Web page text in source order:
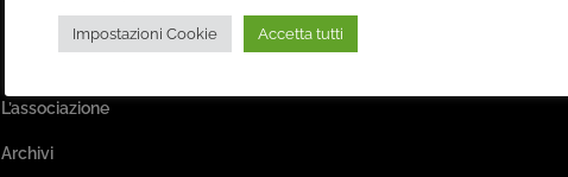
Area Associativa
L’associazione
Archivi
Impostazioni Cookie Accetta tutti